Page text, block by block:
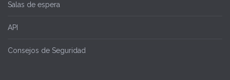
Salas de espera
API
Consejos de Seguridad